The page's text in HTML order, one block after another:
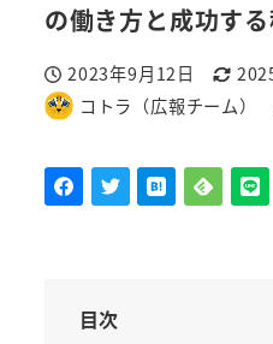
の働き方と成功す
投稿日
2023年9月12日
更新日
著
コトラ（広報チーム）
目次